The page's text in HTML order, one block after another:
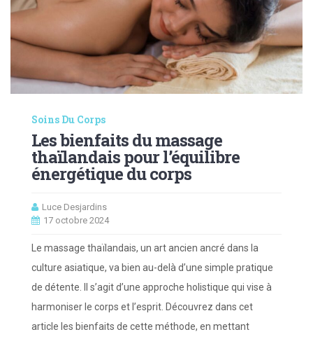
Soins Du Corps
Les bienfaits du massage
thaïlandais pour l’équilibre
énergétique du corps
Luce Desjardins
17 octobre 2024
Le massage thaïlandais, un art ancien ancré dans la
culture asiatique, va bien au-delà d’une simple pratique
de détente. Il s’agit d’une approche holistique qui vise à
harmoniser le corps et l’esprit. Découvrez dans cet
article les bienfaits de cette méthode, en mettant